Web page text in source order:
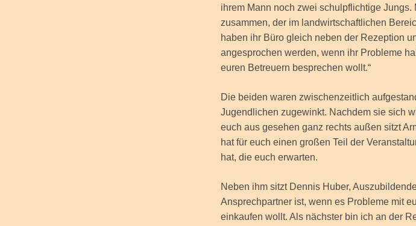
ihrem Mann noch zwei schulpflichtige
zusammen, der im landwirtschaftlichen
haben ihr Büro gleich neben der Rezeption
angesprochen werden, wenn ihr Probleme
euren Betreuern besprechen wollt.“
Die beiden waren zwischenzeitlich
Jugendlichen zugewinkt. Nachdem sie sich
euch aus gesehen ganz rechts außen sitzt
hat für euch einen großen Teil der
hat, die euch erwarten.
Neben ihm sitzt Dennis Huber,
Ansprechpartner ist, wenn es Probleme mit
einkaufen wollt. Als nächster bin ich an der